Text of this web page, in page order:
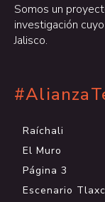
Somos un
investigación
Jalisco.
Raíchali
El Muro
Página 3
Escenario